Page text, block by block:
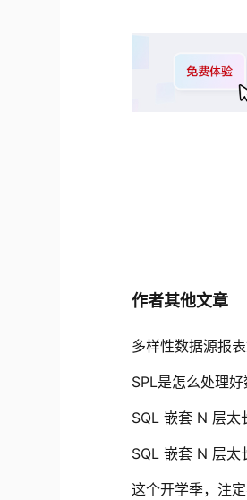
临时修补建议
Kaseya官方建
- 断开本地VSA
Kaseya 官方检
360城市级网络
360CERT的安全
360安全分析响
360安全大脑的安
作者其他文章
多样性数据源报表
SPL是怎么处理好
SQL 嵌套 N 层太
SQL 嵌套 N 层太
这个开学季，注